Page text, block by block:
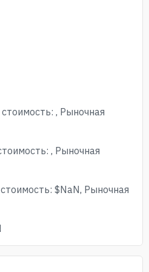
: , Рыночная
: , Рыночная
: $NaN, Рыночная